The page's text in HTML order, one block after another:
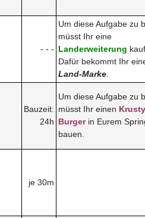
- - -
Um diese Aufgabe zu
müsst Ihr eine
Landerweiterung
Dafür bekommt Ihr
Land-Marke
Bauzeit:
24h
Um diese Aufgabe zu
müsst Ihr einen
Burgerin Eurem
bauen.
je 30m